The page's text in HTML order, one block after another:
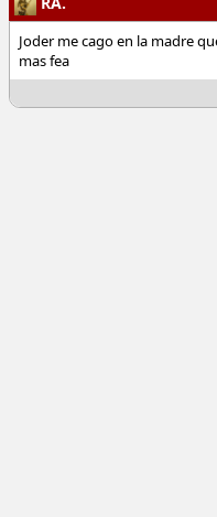
Joder me cago en la madre
mas fea